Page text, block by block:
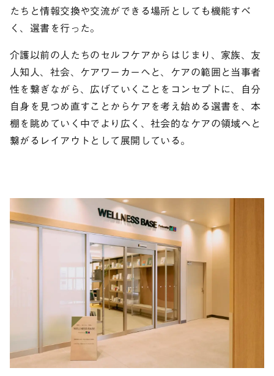
たちと情報交換や交流ができる場所としても機能すべ
く、選書を行った。
介護以前の人たちのセルフケアからはじまり、家族、友
人知人、社会、ケアワーカーへと、ケアの範囲と当事者
性を繋ぎながら、広げていくことをコンセプトに、自分
自身を見つめ直すことからケアを考え始める選書を、本
棚を眺めていく中でより広く、社会的なケアの領域へと
繋がるレイアウトとして展開している。